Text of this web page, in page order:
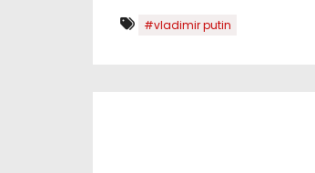
#vladimir putin